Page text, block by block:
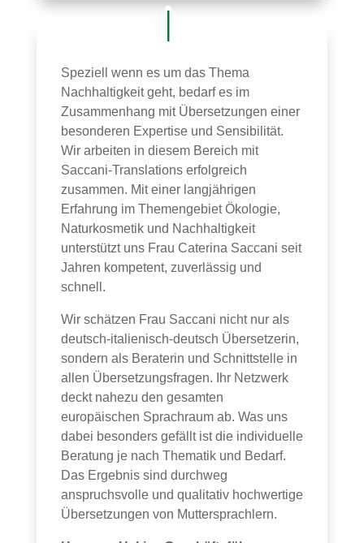
Speziell wenn es um das Thema
Nachhaltigkeit geht, bedarf es im
Zusammenhang mit Übersetzungen einer
besonderen Expertise und Sensibilität.
Wir arbeiten in diesem Bereich mit
Saccani-Translations erfolgreich
zusammen. Mit einer langjährigen
Erfahrung im Themengebiet Ökologie,
Naturkosmetik und Nachhaltigkeit
unterstützt uns Frau Caterina Saccani seit
Jahren kompetent, zuverlässig und
schnell.
Wir schätzen Frau Saccani nicht nur als
deutsch-italienisch-deutsch Übersetzerin,
sondern als Beraterin und Schnittstelle in
allen Übersetzungsfragen. Ihr Netzwerk
deckt nahezu den gesamten
europäischen Sprachraum ab. Was uns
dabei besonders gefällt ist die individuelle
Beratung je nach Thematik und Bedarf.
Das Ergebnis sind durchweg
anspruchsvolle und qualitativ hochwertige
Übersetzungen von Muttersprachlern.